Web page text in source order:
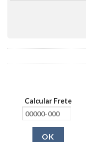
Calcular Frete
OK